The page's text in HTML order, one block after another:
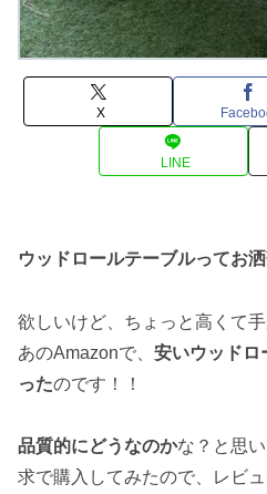
X
LINE
ウッドロールテーブルってお洒
欲しいけど、ちょっと高くて
あのAmazonで、 安いウッドロ
ったのです！！
品質的にどうなのかな？と思
求で購入してみたので、レビ